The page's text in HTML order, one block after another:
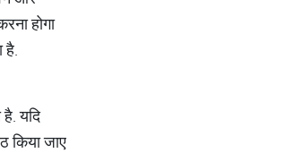
होगा
है.
यदि
किया जाए